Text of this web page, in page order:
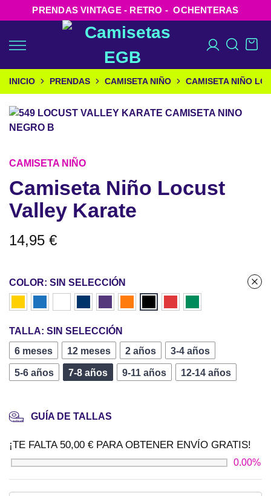
PRENDAS VINTAGE - RETRO - OCHENTERAS
INICIO PRENDAS CAMISETA NIÑO CAMISETA NIÑO
CAMISETA NIÑO
Camiseta Niño Locust
Valley Karate
14,95 €
COLOR: SIN SELECCIÓN
TALLA: SIN SELECCIÓN
6 meses
12 meses 2 años 3-4 años
5-6 años 7-8 años 9-11 años 12-14 años
GUÍA DE TALLAS
¡TE FALTA 50,00 € PARA OBTENER ENVÍO GRATIS!
0.00%